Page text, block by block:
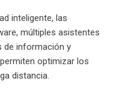
inteligente, las
múltiples asistentes
de información y
optimizar los
distancia.